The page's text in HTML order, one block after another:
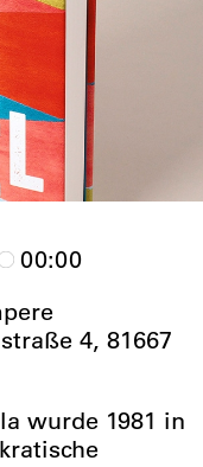
00:00
4, 81667
wurde 1981 in